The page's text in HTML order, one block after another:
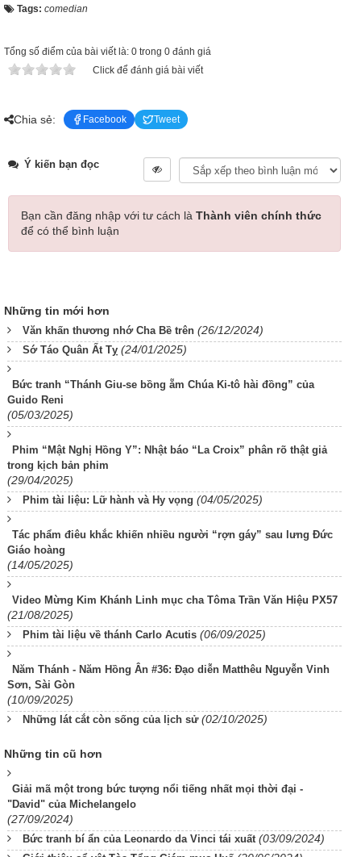
Tags: comedian
Tổng số điểm của bài viết là: 0 trong 0 đánh giá
Click để đánh giá bài viết
Chia sẻ: Facebook Tweet
Ý kiến bạn đọc
Bạn cần đăng nhập với tư cách là Thành viên chính thức
để có thể bình luận
Những tin mới hơn
Văn khấn thương nhớ Cha Bề trên (26/12/2024)
Sớ Táo Quân Ất Tỵ (24/01/2025)
Bức tranh “Thánh Giu-se bồng ẵm Chúa Ki-tô hài đồng” của
Guido Reni
(05/03/2025)
Phim “Mật Nghị Hồng Y”: Nhật báo “La Croix” phân rõ thật giả
trong kịch bản phim
(29/04/2025)
Phim tài liệu: Lữ hành và Hy vọng (04/05/2025)
Tác phẩm điêu khắc khiến nhiều người “rợn gáy” sau lưng Đức
Giáo hoàng
(14/05/2025)
Video Mừng Kim Khánh Linh mục cha Tôma Trần Văn Hiệu PX57
(21/08/2025)
Phim tài liệu về thánh Carlo Acutis (06/09/2025)
Năm Thánh - Năm Hồng Ân #36: Đạo diễn Matthêu Nguyễn Vinh
Sơn, Sài Gòn
(10/09/2025)
Những lát cắt còn sống của lịch sử (02/10/2025)
Những tin cũ hơn
Giải mã một trong bức tượng nổi tiếng nhất mọi thời đại -
"David" của Michelangelo
(27/09/2024)
Bức tranh bí ẩn của Leonardo da Vinci tái xuất (03/09/2024)